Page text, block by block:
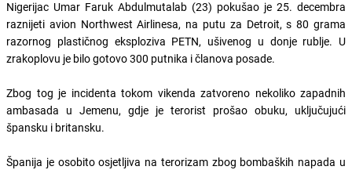
Nigerijac Umar Faruk Abdulmutalab (23) pokušao je 25. decembra
raznijeti avion Northwest Airlinesa, na putu za Detroit, s 80 grama
razornog plastičnog eksploziva PETN, ušivenog u donje rublje. U
zrakoplovu je bilo gotovo 300 putnika i članova posade.
Zbog tog je incidenta tokom vikenda zatvoreno nekoliko zapadnih
ambasada u Jemenu, gdje je terorist prošao obuku, uključujući
špansku i britansku.
Španija je osobito osjetljiva na terorizam zbog bombaških napada u